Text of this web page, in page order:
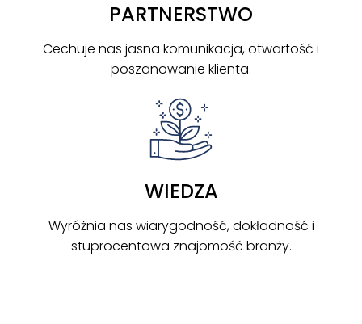
PARTNERSTWO
Cechuje nas jasna komunikacja, otwartość i
poszanowanie klienta.
WIEDZA
Wyróżnia nas wiarygodność, dokładność i
stuprocentowa znajomość branży.